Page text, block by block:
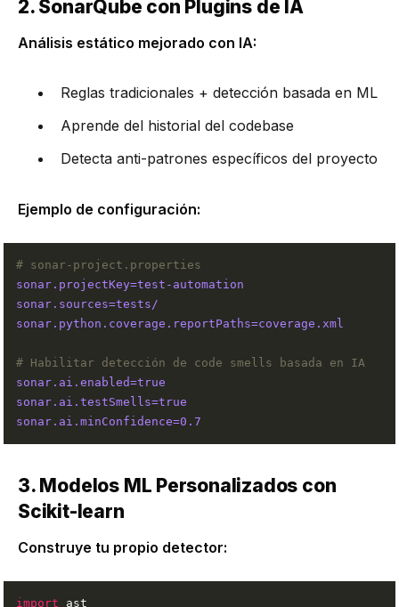
2. SonarQube con Plugins de IA
Análisis estático mejorado con IA:
Reglas tradicionales + detección basada en ML
Aprende del historial del codebase
Detecta anti-patrones específicos del proyecto
Ejemplo de configuración:
# sonar-project.properties
sonar.projectKey=test-automation
sonar.sources=tests/
sonar.python.coverage.reportPaths=coverage.xml
# Habilitar detección de code smells basada en IA
sonar.ai.enabled=true
sonar.ai.testSmells=true
sonar.ai.minConfidence=0.7
3. Modelos ML Personalizados con
Scikit-learn
Construye tu propio detector:
import